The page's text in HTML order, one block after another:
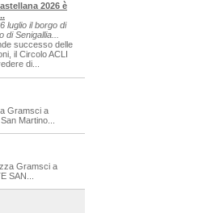
2026 è
luglio il borgo di
di Senigallia...
successo delle
il Circolo ACLI
di...
Gramsci a
Martino...
Gramsci a
SAN...